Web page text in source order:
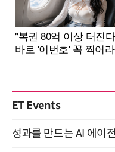
ET Events